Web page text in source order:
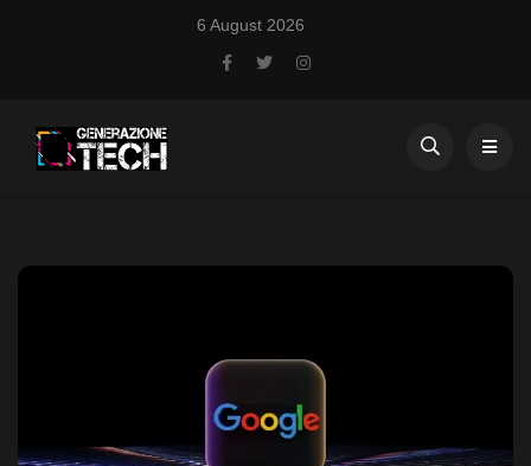
6 August 2026